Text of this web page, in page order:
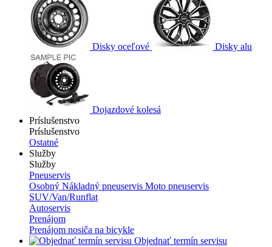
Disky oceľové Disky alu
Dojazdové kolesá
Príslušenstvo
Príslušenstvo
Ostatné
Služby
Služby
Pneuservis
Osobný Nákladný pneuservis Moto pneuservis
SUV/Van/Runflat
Autoservis
Prenájom
Prenájom nosiča na bicykle
Objednať termín servisu